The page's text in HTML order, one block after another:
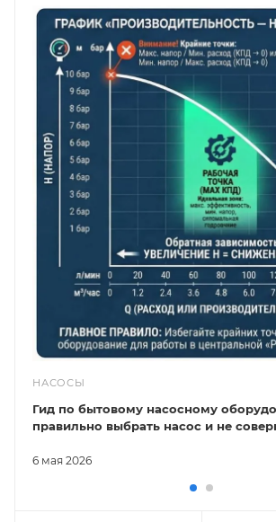
НАСОСЫ
6 мая 2026
Гид по бытовому насосному
правильно выбрать насос и не